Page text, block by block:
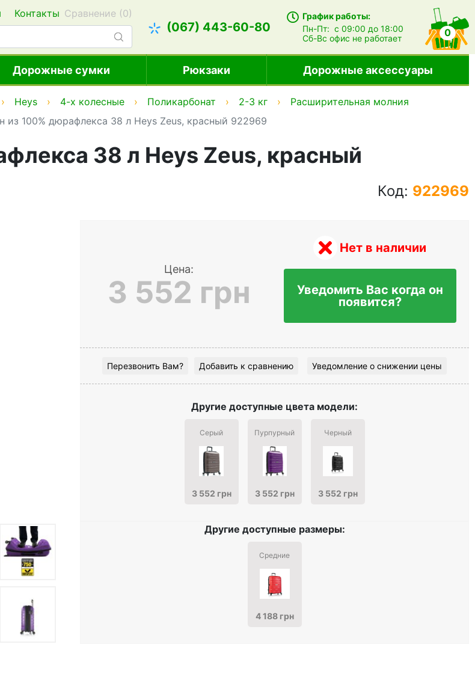
Контакты Сравнение (0)
(067) 443-60-80
График работы:
Пн-Пт:с 09:00 до 18:00
Сб-Всофис не работает 0
Дорожные сумки Рюкзаки Дорожные аксессуары
Heys 4-х колесные Поликарбонат 2-3 кг
Расширительная молния
из 100% дюрафлекса 38 л Heys Zeus, красный 922969
38 л Heys Zeus, красный
Код: 922969
Цена:
3 552 грн
Нет в наличии
Уведомить Вас когда он
появится?
Перезвонить Вам? Добавить к сравнению Уведомление о снижении цены
Другие доступные цвета модели:
Серый
3 552 грн
Пурпурный
3 552 грн
Черный
3 552 грн
Другие доступные размеры:
Средние
4 188 грн